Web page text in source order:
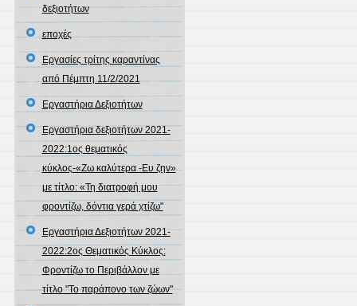
δεξιοτήτων
εποχές
Εργασίες τρίτης καραντίνας
από Πέμπτη 11/2/2021
Εργαστήρια Δεξιοτήτων
Εργαστήρια δεξιοτήτων 2021-
2022:1ος θεματικός
κύκλος-«Ζω καλύτερα -Ευ ζην»
με τίτλο: «Τη διατροφή μου
φροντίζω, δόντια γερά χτίζω"
Εργαστήρια Δεξιοτήτων 2021-
2022:2ος Θεματικός Κύκλος:
Φροντίζω το Περιβάλλον με
τίτλο "Το παράπονο των ζώων"